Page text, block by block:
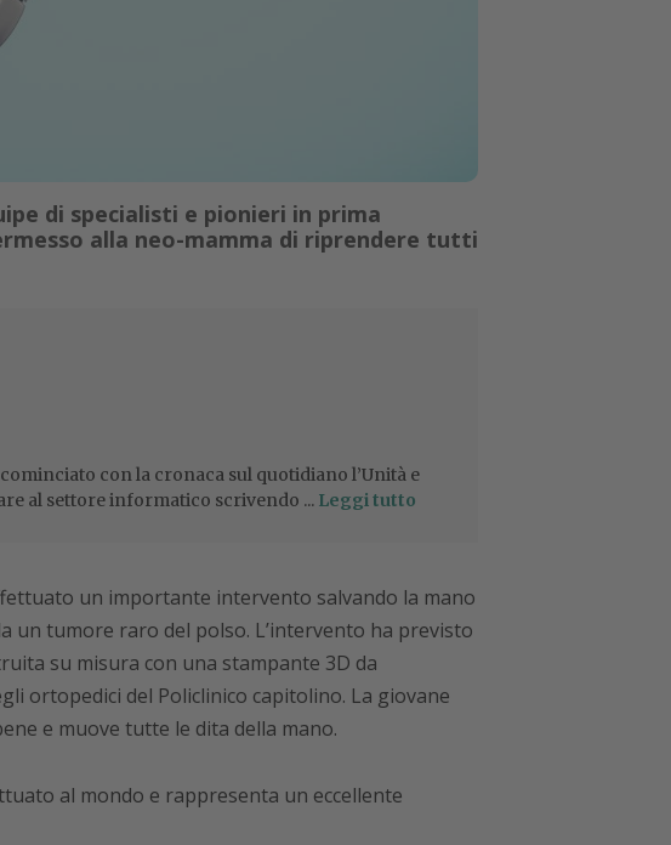
di specialisti e pionieri in prima
alla neo-mamma di riprendere tutti
con la cronaca sul quotidiano l’Unità e
al settore informatico scrivendo ... Leggi tutto
un importante intervento salvando la mano
un tumore raro del polso. L’intervento ha previsto
su misura con una stampante 3D da
ortopedici del Policlinico capitolino. La giovane
e muove tutte le dita della mano.
al mondo e rappresenta un eccellente